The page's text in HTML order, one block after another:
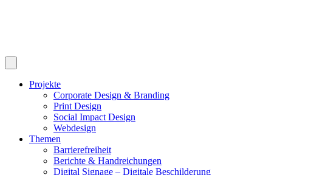
Projekte
Corporate Design & Branding
Print Design
Social Impact Design
Webdesign
Themen
Barrierefreiheit
Berichte & Handreichungen
Digital Signage – Digitale Beschilderung